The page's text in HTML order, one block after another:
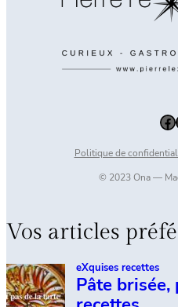
Facebook
Politique de
© 2023 Ona —
Vos articles